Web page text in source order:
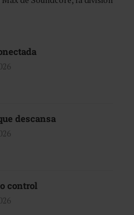
descansa
control